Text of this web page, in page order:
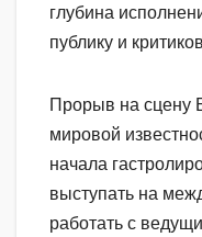
глубина
публику и
Прорыв на сцену
мировой
начала
выступать на
работать с